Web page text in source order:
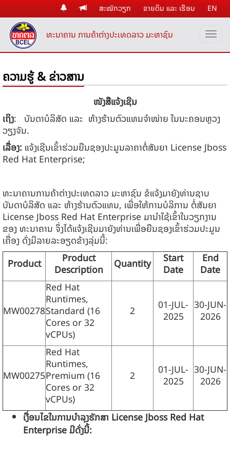
ສະໝັກວຽກ ຂາຍດິນ ແລະ ເຮືອນ EN
ທະນາຄານ ການຄ້າຕ່າງປະເທດລາວ ມະຫາຊົນ
ຄວາມຮູ້ & ຂ່າວສານ
ໜັງສືແຈ້ງເຊີນ
ເຖິງ: ບັນດາບໍລິສັດ ແລະ ຫ້າງຮ້ານຕົວແທນຈໍາໜ່າຍ ໃນນະຄອນຫຼວງ
ວຽງຈັນ.
ເລື່ອງ: ​ແຈ້ງເຊີນເຂົ້າຮ່ວມຍືນຊອງປະມູນລາຄາຕໍ່ສັນຍາ License Jboss
Red Hat Enterprise;
ທະນາຄານການຄ້າຕ່າງປະເທດລາວ ມະຫາຊົນ ຂໍແຈ້ງມາຍັງທ່ານຊາບ
ບັນດາບໍລິສັດ ແລະ ຫ້າງຮ້ານຕົວແທນ, ເພື່ອໃຫ້ການບໍລິການ ຕໍ່ສັນຍາ
License Jboss Red Hat Enterprise ມານໍາໃຊ້ເຂົ້າໃນວຽກງານ
ຂອງ ທະນາຄານ ຈຶ່ງໄດ້ແຈ້ງເຊີນມາຍັງທ່ານເພື່ອຍືນຊອງເຂົ້າຮ່ວມປະມູນ
ເຄື່ອງ ດັ່ງມີລາຍລະອຽດຂ້າງລຸ່ມນີ້:
Product
Product
Description Quantity Start
Date
End
Date
MW00278
Red Hat
Runtimes,
Standard (16
Cores or 32
vCPUs)
2 01-JUL-
2025
30-JUN-
2026
MW00275
Red Hat
Runtimes,
Premium (16
Cores or 32
vCPUs)
2 01-JUL-
2025
30-JUN-
2026
ເງື່ອນໄຂໃນການບໍາລຸງຮັກສາ LicenseJboss Red Hat
Enterpriseມີດັ່ງນີ້: